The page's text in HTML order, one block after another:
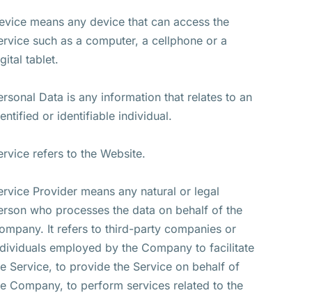
means any device that can access the
such as a computer, a cellphone or a
tablet.
Data is any information that relates to an
or identifiable individual.
refers to the Website.
Provider means any natural or legal
who processes the data on behalf of the
It refers to third-party companies or
employed by the Company to facilitate
Service, to provide the Service on behalf of
Company, to perform services related to the